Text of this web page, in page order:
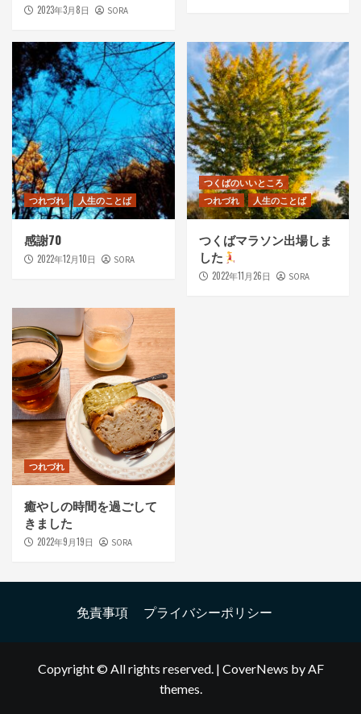
2023年3月8日 SORA
つれづれ 人生のことば
感謝70
2022年12月10日 SORA
つくばのいいところ
つれづれ
人生のことば
つくばマラソン出場しま
した
2022年11月26日 SORA
つれづれ
癒やしの時間を過ごして
きました
2022年9月19日 SORA
免責事項 プライバシーポリシー
Copyright © All rights reserved. | CoverNews by AF
themes.